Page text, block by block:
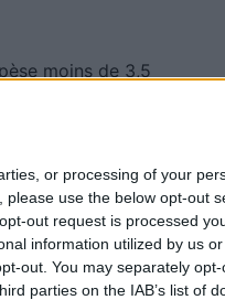
or processing of your
use the below opt-out
out request is processed
information utilized by us
out. You may separately
parties on the IAB’s list of
moins de 3,5
En cas
le véhicule
135 euros, sans
cars dès